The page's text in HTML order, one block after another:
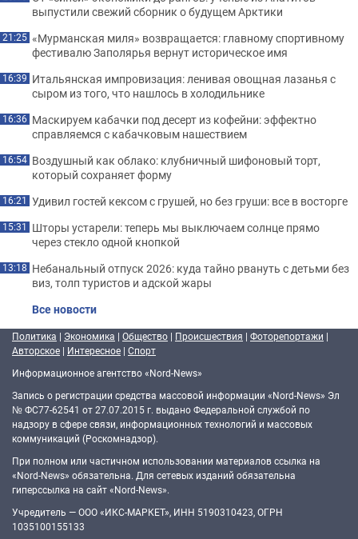
выпустили свежий сборник о будущем Арктики
21:25 «Мурманская миля» возвращается: главному спортивному
фестивалю Заполярья вернут историческое имя
16:39 Итальянская импровизация: ленивая овощная лазанья с
сыром из того, что нашлось в холодильнике
16:36 Маскируем кабачки под десерт из кофейни: эффектно
справляемся с кабачковым нашествием
16:54 Воздушный как облако: клубничный шифоновый торт,
который сохраняет форму
16:21 Удивил гостей кексом с грушей, но без груши: все в восторге
15:31 Шторы устарели: теперь мы выключаем солнце прямо
через стекло одной кнопкой
13:18 Небанальный отпуск 2026: куда тайно рвануть с детьми без
виз, толп туристов и адской жары
Все новости
Политика | Экономика | Общество | Происшествия | Фоторепортажи |
Авторское | Интересное | Спорт
Информационное агентство «Nord-News»
Запись о регистрации средства массовой информации «Nord-News» Эл
№ ФС77-62541 от 27.07.2015 г. выдано Федеральной службой по
надзору в сфере связи, информационных технологий и массовых
коммуникаций (Роскомнадзор).
При полном или частичном использовании материалов ссылка на
«Nord-News» обязательна. Для сетевых изданий обязательна
гиперссылка на сайт «Nord-News».
Учредитель — ООО «ИКС-МАРКЕТ», ИНН 5190310423, ОГРН
1035100155133